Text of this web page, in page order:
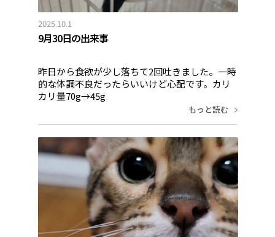
2025.10.1
9月30日の出来事
昨日から食欲が少し落ちて2回吐きました。一時
的な体調不良だったらいいけど心配です。カリ
カリ量70g→45g
もっと読む